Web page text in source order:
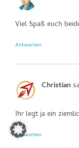
Viel Spaß euch
Antworten
Christian
Ihr legt ja ein
Antworten